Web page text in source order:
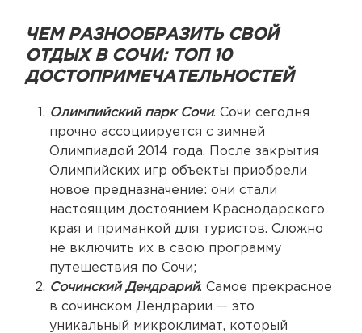
ЧЕМ РАЗНООБРАЗИТЬ СВОЙ
ОТДЫХ В СОЧИ: ТОП 10
ДОСТОПРИМЕЧАТЕЛЬНОСТЕЙ
Олимпийский парк Сочи. Сочи сегодня
прочно ассоциируется с зимней
Олимпиадой 2014 года. После закрытия
Олимпийских игр объекты приобрели
новое предназначение: они стали
настоящим достоянием Краснодарского
края и приманкой для туристов. Сложно
не включить их в свою программу
путешествия по Сочи;
Сочинский Дендрарий. Самое прекрасное
в сочинском Дендрарии — это
уникальный микроклимат, который